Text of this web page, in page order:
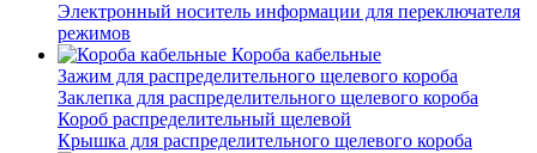
Электронный носитель информации для переключателя
режимов
Короба кабельные
Зажим для распределительного щелевого короба
Заклепка для распределительного щелевого короба
Короб распределительный щелевой
Крышка для распределительного щелевого короба